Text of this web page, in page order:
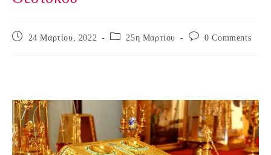
Post
24 Μαρτίου, 2022
Post 25η Μαρτίου
Post 0 Comments